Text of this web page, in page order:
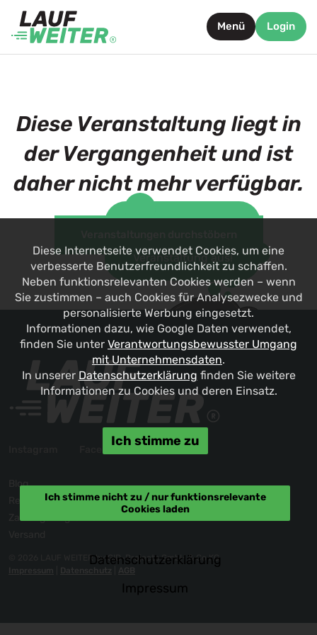
Menü Login
Veranstaltung aus!
Diese Veranstaltung liegt in
der Vergangenheit und ist
daher nicht mehr verfügbar.
Facebook
Blog
Reklamation / Kontakt
Zahlungsmöglichkeiten
© 2026 LAUF WEITER by GID-Projects GmbH & Co KG
Impressum
Datenschutz AGB
Diese Internetseite verwendet Cookies, um eine
verbesserte Benutzerfreundlichkeit zu schaffen.
Neben funktionsrelevanten Cookies werden – wenn
Sie zustimmen – auch Cookies für Analysezwecke und
personalisierte Werbung eingesetzt.
Informationen dazu, wie Google Daten verwendet,
finden Sie unter Verantwortungsbewusster Umgang
mit Unternehmensdaten.
In unserer Datenschutzerklärung finden Sie weitere
Informationen zu Cookies und deren Einsatz.
Ich stimme zu
Ich stimme nicht zu / nur funktionsrelevante
Cookies laden
Datenschutzerklärung
Impressum